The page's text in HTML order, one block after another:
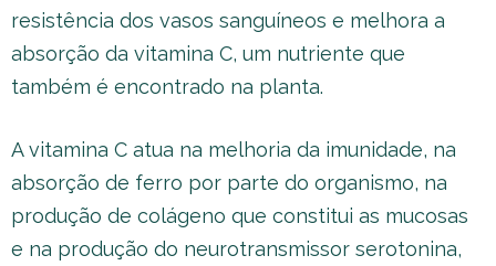
resistência dos vasos sanguíneos e melhora a
absorção da vitamina C, um nutriente que
também é encontrado na planta.
A vitamina C atua na melhoria da imunidade, na
absorção de ferro por parte do organismo, na
produção de colágeno que constitui as mucosas
e na produção do neurotransmissor serotonina,